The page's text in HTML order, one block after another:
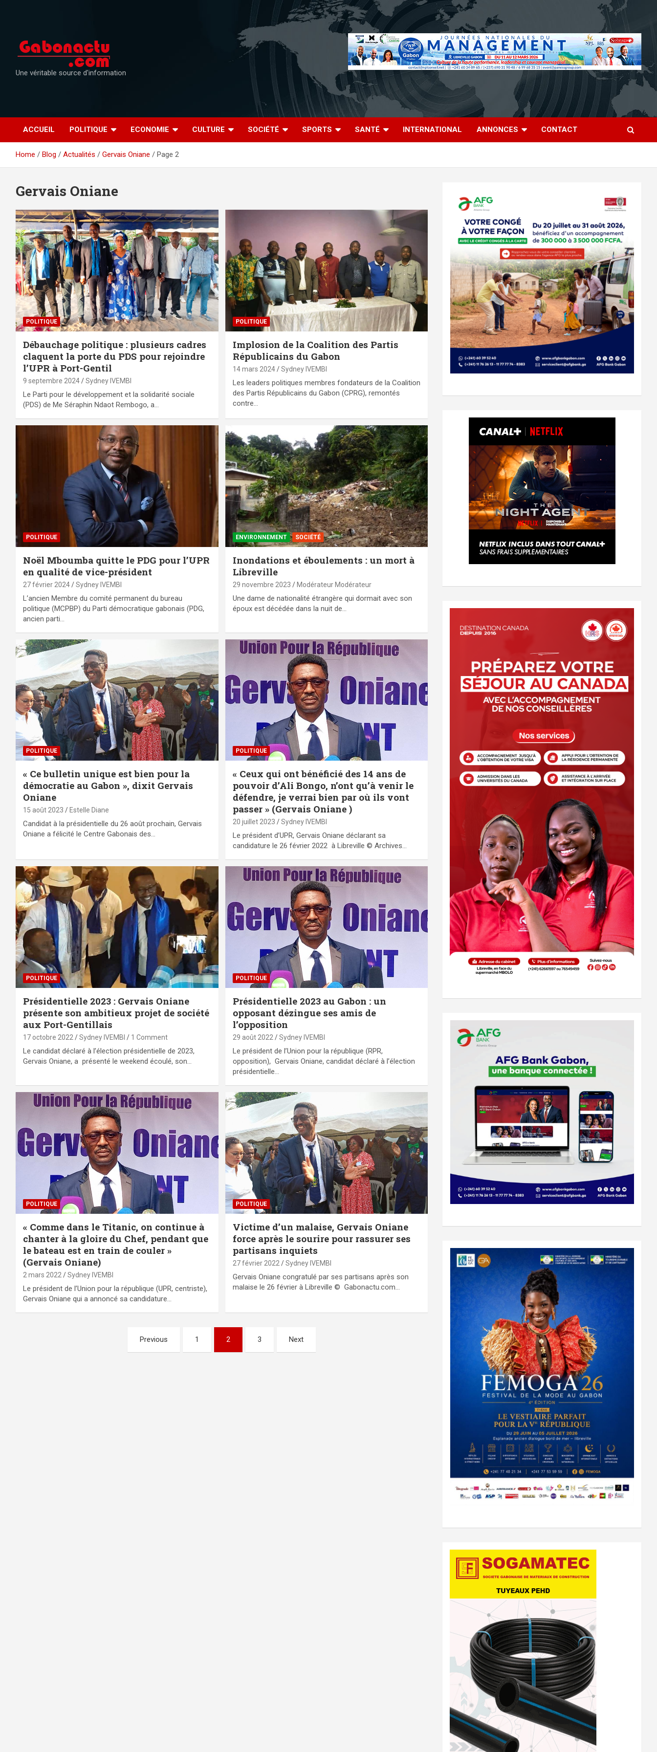
Une véritable source d'information
ACCUEIL POLITIQUE ECONOMIE CULTURE SOCIÉTÉ SPORTS SANTÉ INTERNATIONAL ANNONCES CONTACT
Home Blog Actualités Gervais Oniane Page 2
Gervais Oniane
POLITIQUE
Débauchage politique : plusieurs cadres
claquent la porte du PDS pour rejoindre
l’UPR à Port-Gentil
9 septembre 2024 Sydney IVEMBI
Le Parti pour le développement et la solidarité sociale
(PDS) de Me Séraphin Ndaot Rembogo, a…
POLITIQUE
Implosion de la Coalition des Partis
Républicains du Gabon
14 mars 2024 Sydney IVEMBI
Les leaders politiques membres fondateurs de la Coalition
des Partis Républicains du Gabon (CPRG), remontés
contre…
POLITIQUE
Noël Mboumba quitte le PDG pour l’UPR
en qualité de vice-président
27 février 2024 Sydney IVEMBI
L’ancien Membre du comité permanent du bureau
politique (MCPBP) du Parti démocratique gabonais (PDG,
ancien parti…
ENVIRONNEMENT SOCIÉTÉ
Inondations et éboulements : un mort à
Libreville
29 novembre 2023 Modérateur Modérateur
Une dame de nationalité étrangère qui dormait avec son
époux est décédée dans la nuit de…
POLITIQUE
« Ce bulletin unique est bien pour la
démocratie au Gabon », dixit Gervais
Oniane
15 août 2023 Estelle Diane
Candidat à la présidentielle du 26 août prochain, Gervais
Oniane a félicité le Centre Gabonais des…
POLITIQUE
« Ceux qui ont bénéficié des 14 ans de
pouvoir d’Ali Bongo, n’ont qu’à venir le
défendre, je verrai bien par où ils vont
passer » (Gervais Oniane )
20 juillet 2023 Sydney IVEMBI
Le président d’UPR, Gervais Oniane déclarant sa
candidature le 26 février 2022 à Libreville © Archives…
POLITIQUE
Présidentielle 2023 : Gervais Oniane
présente son ambitieux projet de société
aux Port-Gentillais
17 octobre 2022 Sydney IVEMBI 1 Comment
Le candidat déclaré à l’élection présidentielle de 2023,
Gervais Oniane, a présenté le weekend écoulé, son…
POLITIQUE
Présidentielle 2023 au Gabon : un
opposant dézingue ses amis de
l’opposition
29 août 2022 Sydney IVEMBI
Le président de l’Union pour la république (RPR,
opposition), Gervais Oniane, candidat déclaré à l’élection
présidentielle…
POLITIQUE
« Comme dans le Titanic, on continue à
chanter à la gloire du Chef, pendant que
le bateau est en train de couler »
(Gervais Oniane)
2 mars 2022 Sydney IVEMBI
Le président de l’Union pour la république (UPR, centriste),
Gervais Oniane qui a annoncé sa candidature…
POLITIQUE
Victime d’un malaise, Gervais Oniane
force après le sourire pour rassurer ses
partisans inquiets
27 février 2022 Sydney IVEMBI
Gervais Oniane congratulé par ses partisans après son
malaise le 26 février à Libreville © Gabonactu.com…
Previous 1 2 3 Next